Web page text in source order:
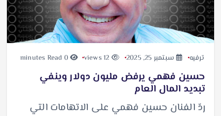
ترفيه سبتمبر 25, 2025 0 minutes Read
حسين فهمي يرفض مليون دولار وينفي
تبديد المال العام
ردّ الفنان حسين فهمي على الاتهامات التي